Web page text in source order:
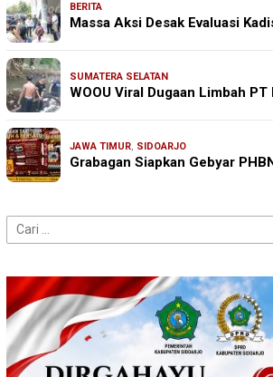
BERITA
Massa Aksi Desak Evaluasi
SUMATERA SELATAN
WOOU Viral Dugaan Limbah
JAWA TIMUR, SIDOARJO
Grabagan Siapkan Gebyar
Cari
untuk: